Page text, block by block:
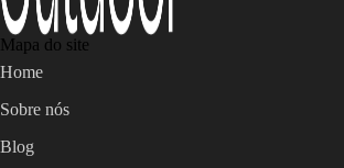
Mapa do site
Home
Sobre nós
Blog